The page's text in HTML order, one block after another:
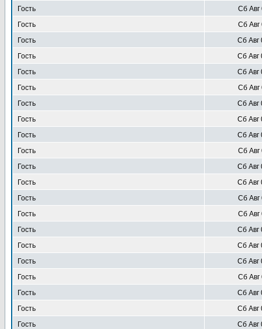
Гость
Сб Авг
Гость
Сб Авг
Гость
Сб Авг
Гость
Сб Авг
Гость
Сб Авг
Гость
Сб Авг
Гость
Сб Авг
Гость
Сб Авг
Гость
Сб Авг
Гость
Сб Авг
Гость
Сб Авг
Гость
Сб Авг
Гость
Сб Авг
Гость
Сб Авг
Гость
Сб Авг
Гость
Сб Авг
Гость
Сб Авг
Гость
Сб Авг
Гость
Сб Авг
Гость
Сб Авг
Гость
Сб Авг